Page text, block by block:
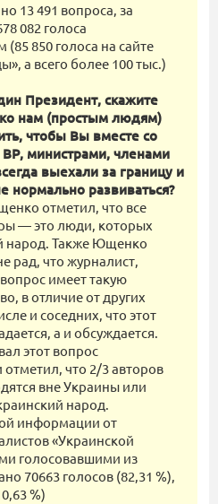
13 491 вопроса, за
082 голоса
850 голоса на сайте
а всего более 100 тыс.)
Президент, скажите
нам (простым людям)
чтобы Вы вместе со
министрами, членами
выехали за границу и
нормально развиваться?
отметил, что все
— это люди, которых
народ. Также Ющенко
рад, что журналист,
имеет такую
в отличие от других
и соседних, что этот
а и обсуждается.
этот вопрос
что 2/3 авторов
вне Украины или
народ.
информации от
«Украинской
голосовавшими из
70663 голосов (82,31 %),
%)